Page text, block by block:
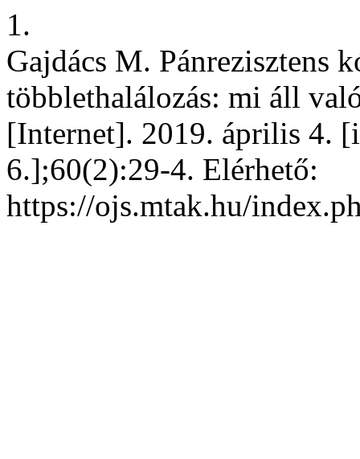
1.
Gajdács M. Pánrezisztens
többlethalálozás: mi áll
[Internet]. 2019. április 4.
6.];60(2):29-4. Elérhető:
https://ojs.mtak.hu/